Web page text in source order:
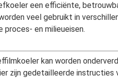
een efficiënte,
veel gebruikt in
en milieueisen.
kan worden
zijn gedetailleerde instructies